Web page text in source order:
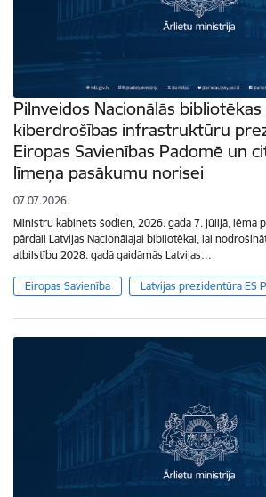
Pilnveidos Nacionālās
kiberdrošības infrastruktūru
Eiropas Savienības Padomē un
līmeņa pasākumu norisei
07.07.2026.
Ministru kabinets šodien, 2026. gada 7. jūlijā, lēma
pārdali Latvijas Nacionālajai bibliotēkai, lai
atbilstību 2028. gadā gaidāmās Latvijas…
Eiropas Savienība Latvijas prezidentūra ES